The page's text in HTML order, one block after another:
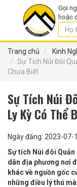
Gọi
hoặc
Trang chủ
Kinh
Sự Tích Núi Đôi
Chưa Biết
Sự Tích Núi
Ly Kỳ Có Thể
Ngày đăng: 2023-07-
Sự tích Núi đôi
dân địa phương nơi
khác về nguồn gốc
những điều lý thú